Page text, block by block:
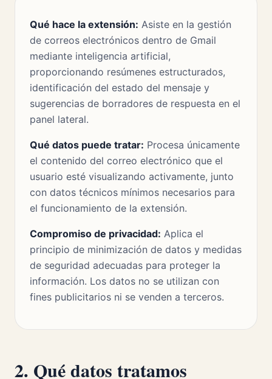
Qué hace la extensión: Asiste en la gestión
de correos electrónicos dentro de Gmail
mediante inteligencia artificial,
proporcionando resúmenes estructurados,
identificación del estado del mensaje y
sugerencias de borradores de respuesta en el
panel lateral.
Qué datos puede tratar: Procesa únicamente
el contenido del correo electrónico que el
usuario esté visualizando activamente, junto
con datos técnicos mínimos necesarios para
el funcionamiento de la extensión.
Compromiso de privacidad: Aplica el
principio de minimización de datos y medidas
de seguridad adecuadas para proteger la
información. Los datos no se utilizan con
fines publicitarios ni se venden a terceros.
2. Qué datos tratamos